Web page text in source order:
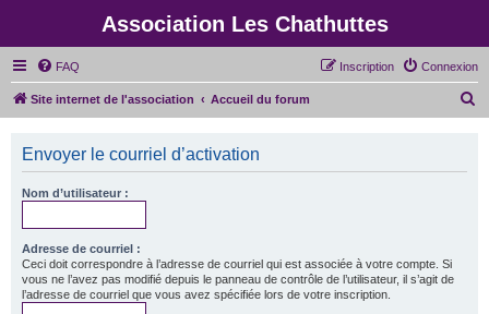
Association Les Chathuttes
FAQ Connexion
Inscription
Site internet de l'association Accueil du forum
Envoyer le courriel d’activation
Nom d’utilisateur :
Adresse de courriel :
Ceci doit correspondre à l’adresse de courriel qui est associée à votre compte. Si
vous ne l’avez pas modifié depuis le panneau de contrôle de l’utilisateur, il s’agit de
l’adresse de courriel que vous avez spécifiée lors de votre inscription.